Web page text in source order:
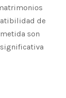
de
son